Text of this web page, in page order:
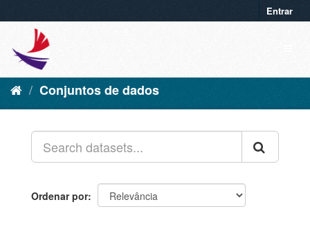
Entrar
Conjuntos de dados
Ordenar por